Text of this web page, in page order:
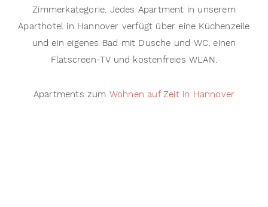
Zimmerkategorie. Jedes Apartment in unserem
Aparthotel in Hannover verfügt über eine Küchenzeile
und ein eigenes Bad mit Dusche und WC, einen
Flatscreen-TV und kostenfreies WLAN.
Apartments zum Wohnen auf Zeit in Hannover